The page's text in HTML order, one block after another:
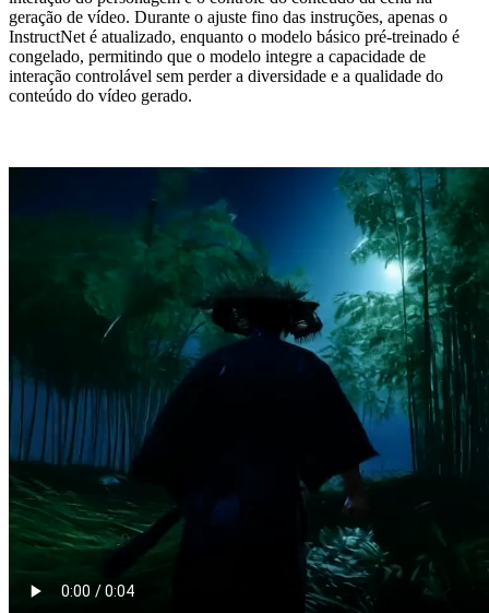
geração de vídeo. Durante o ajuste fino das instruções, apenas o
InstructNet é atualizado, enquanto o modelo básico pré-treinado é
congelado, permitindo que o modelo integre a capacidade de
interação controlável sem perder a diversidade e a qualidade do
conteúdo do vídeo gerado.